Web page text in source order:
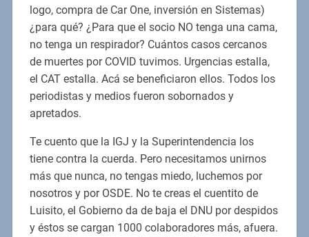
logo, compra de Car One, inversión en Sistemas)
¿para qué? ¿Para que el socio NO tenga una cama,
no tenga un respirador? Cuántos casos cercanos
de muertes por COVID tuvimos. Urgencias estalla,
el CAT estalla. Acá se beneficiaron ellos. Todos los
periodistas y medios fueron sobornados y
apretados.
Te cuento que la IGJ y la Superintendencia los
tiene contra la cuerda. Pero necesitamos unirnos
más que nunca, no tengas miedo, luchemos por
nosotros y por OSDE. No te creas el cuentito de
Luisito, el Gobierno da de baja el DNU por despidos
y éstos se cargan 1000 colaboradores más, afuera.